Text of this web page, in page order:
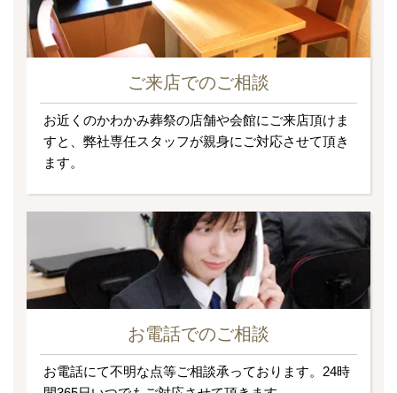
ご来店でのご相談
お近くのかわかみ葬祭の店舗や会館にご来店頂けま
すと、弊社専任スタッフが親身にご対応させて頂き
ます。
お電話でのご相談
お電話にて不明な点等ご相談承っております。24時